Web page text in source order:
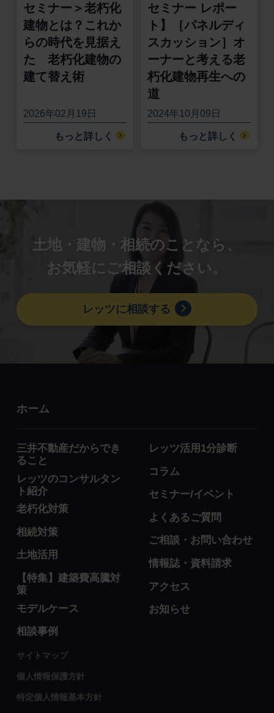
セミナー＞老朽化
建物とは？これか
らの時代を見据え
た 老朽化建物の
建て替え術
2026年02月19日
もっと詳しく
セミナー レポー
ト】［パネルディ
スカッション］オ
ーナーと考える老
朽化建物再生への
道
2024年10月09日
もっと詳しく
土地・建物・相続のことなら、
お気軽にご相談ください。
レッツに相談する
ホーム
三井不動産だからでき
ること
レッツのコンサルタン
ト紹介
老朽化対策
相続対策
土地活用
【特集】建築費高騰対
策
モデルケース
相談事例
レッツ活用1分診断
コラム
セミナー/イベント
よくあるご質問
ご相談・お問い合わせ
情報誌・資料請求
アクセス
お知らせ
サイトマップ
個人情報保護方針
特定個人情報基本方針